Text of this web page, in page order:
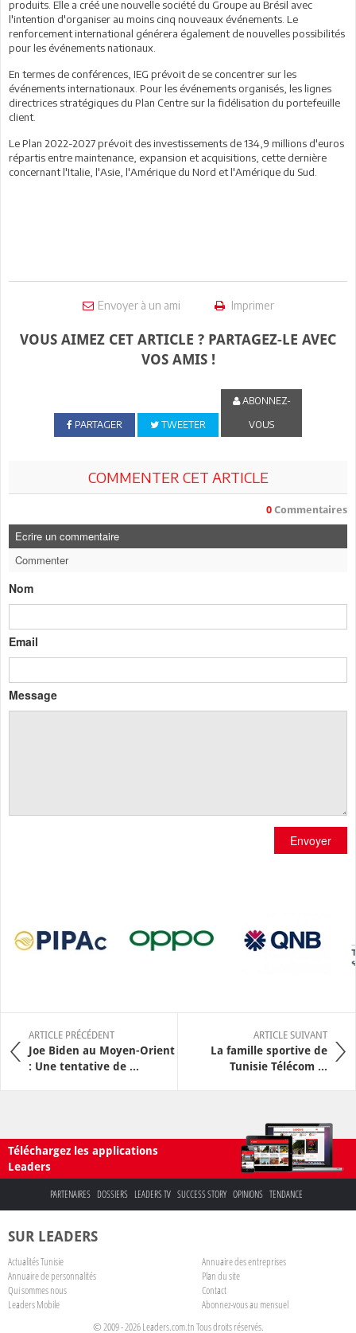
produits. Elle a créé une nouvelle société du Groupe au Brésil avec
l'intention d'organiser au moins cinq nouveaux événements. Le
renforcement international générera également de nouvelles possibilités
pour les événements nationaux.
En termes de conférences, IEG prévoit de se concentrer sur les
événements internationaux. Pour les événements organisés, les lignes
directrices stratégiques du Plan Centre sur la fidélisation du portefeuille
client.
Le Plan 2022-2027 prévoit des investissements de 134,9 millions d'euros
répartis entre maintenance, expansion et acquisitions, cette dernière
concernant l'Italie, l'Asie, l'Amérique du Nord et l'Amérique du Sud.
Envoyer à un ami Imprimer
VOUS AIMEZ CET ARTICLE ? PARTAGEZ-LE AVEC
VOS AMIS !
PARTAGER TWEETER
ABONNEZ-
VOUS
COMMENTER CET ARTICLE
0 Commentaires
Ecrire un commentaire
Commenter
Nom
Email
Message
Envoyer
ARTICLE PRÉCÉDENT
Joe Biden au Moyen-Orient
: Une tentative de ...
ARTICLE SUIVANT
La famille sportive de
Tunisie Télécom ...
Téléchargez les applications
Leaders
PARTENAIRES DOSSIERS LEADERS TV SUCCESS STORY OPINIONS TENDANCE
SUR LEADERS
Actualités Tunisie
Annuaire des entreprises
Annuaire de personnalités
Plan du site
Qui sommes nous
Contact
Leaders Mobile
Abonnez-vous au mensuel
© 2009 - 2026 Leaders.com.tn Tous droits réservés.